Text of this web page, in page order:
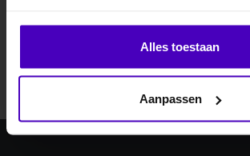
Alles toestaan
Aanpassen